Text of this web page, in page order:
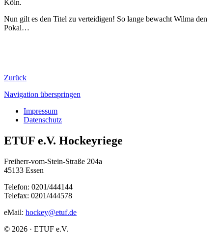
Köln.
Nun gilt es den Titel zu verteidigen! So lange bewacht Wilma den
Pokal…
Zurück
Navigation überspringen
Impressum
Datenschutz
ETUF e.V. Hockeyriege
Freiherr-vom-Stein-Straße 204a
45133 Essen
Telefon: 0201/444144
Telefax: 0201/444578
eMail: hockey@etuf.de
© 2026 · ETUF e.V.